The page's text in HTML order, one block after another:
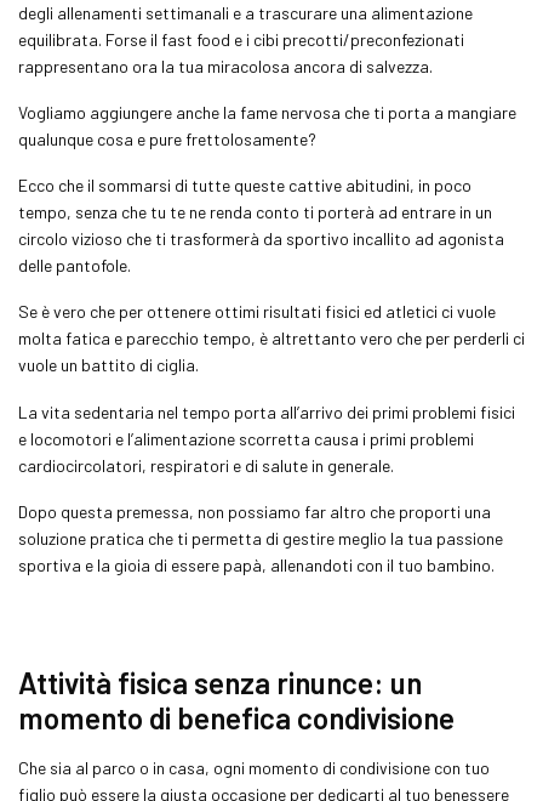
degli allenamenti settimanali e a trascurare una alimentazione
equilibrata. Forse il fast food e i cibi precotti/preconfezionati
rappresentano ora la tua miracolosa ancora di salvezza.
Vogliamo aggiungere anche la fame nervosa che ti porta a mangiare
qualunque cosa e pure frettolosamente?
Ecco che il sommarsi di tutte queste cattive abitudini, in poco
tempo, senza che tu te ne renda conto ti porterà ad entrare in un
circolo vizioso che ti trasformerà da sportivo incallito ad agonista
delle pantofole.
Se è vero che per ottenere ottimi risultati fisici ed atletici ci vuole
molta fatica e parecchio tempo, è altrettanto vero che per perderli ci
vuole un battito di ciglia.
La vita sedentaria nel tempo porta all’arrivo dei primi problemi fisici
e locomotori e l’alimentazione scorretta causa i primi problemi
cardiocircolatori, respiratori e di salute in generale.
Dopo questa premessa, non possiamo far altro che proporti una
soluzione pratica che ti permetta di gestire meglio la tua passione
sportiva e la gioia di essere papà, allenandoti con il tuo bambino.
Attività fisica senza rinunce: un
momento di benefica condivisione
Che sia al parco o in casa, ogni momento di condivisione con tuo
figlio può essere la giusta occasione per dedicarti al tuo benessere